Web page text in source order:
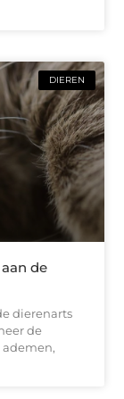
DIEREN
de
dierenarts
de